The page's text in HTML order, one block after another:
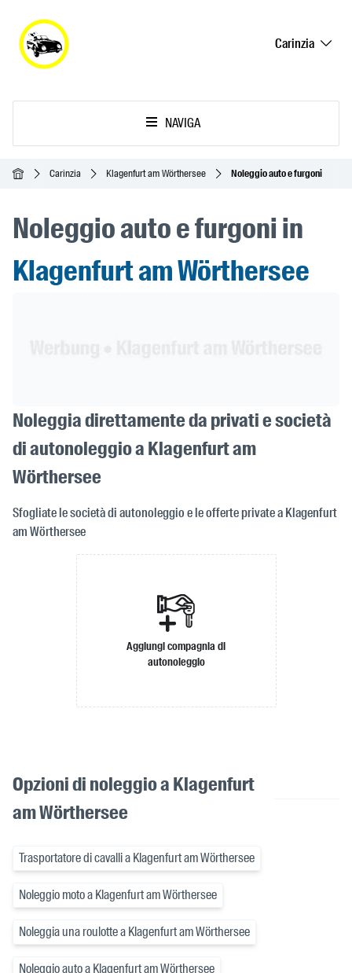
Carinzia
NAVIGA
Home Carinzia Klagenfurt am Wörthersee Noleggio auto e furgoni
Noleggio auto e furgoni in
Klagenfurt am Wörthersee
Noleggia direttamente da privati e società
di autonoleggio a Klagenfurt am
Wörthersee
Sfogliate le società di autonoleggio e le offerte private a Klagenfurt
am Wörthersee
Aggiungi compagnia di
autonoleggio
Opzioni di noleggio a Klagenfurt
am Wörthersee
Trasportatore di cavalli a Klagenfurt am Wörthersee
Noleggio moto a Klagenfurt am Wörthersee
Noleggia una roulotte a Klagenfurt am Wörthersee
Noleggio auto a Klagenfurt am Wörthersee